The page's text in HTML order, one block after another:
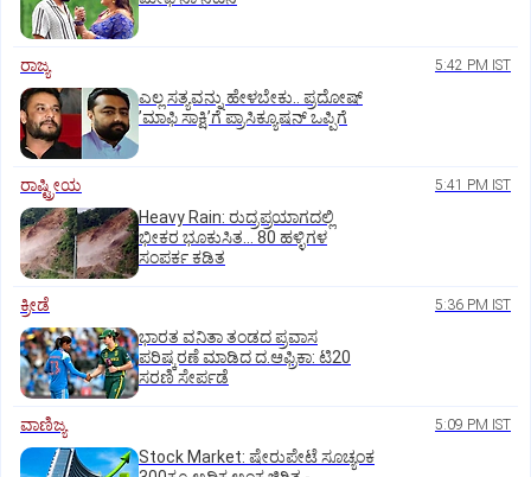
ರಾಜ್ಯ 5:42 PM IST
ಎಲ್ಲ ಸತ್ಯವನ್ನು ಹೇಳಬೇಕು.. ಪ್ರದೋಷ್‌
ʼಮಾಫಿ ಸಾಕ್ಷಿʼಗೆ ಪ್ರಾಸಿಕ್ಯೂಷನ್ ಒಪ್ಪಿಗೆ
ರಾಷ್ಟ್ರೀಯ 5:41 PM IST
Heavy Rain: ರುದ್ರಪ್ರಯಾಗದಲ್ಲಿ
ಭೀಕರ ಭೂಕುಸಿತ... 80 ಹಳ್ಳಿಗಳ
ಸಂಪರ್ಕ ಕಡಿತ
ಕ್ರೀಡೆ 5:36 PM IST
ಭಾರತ ವನಿತಾ ತಂಡದ ಪ್ರವಾಸ
ಪರಿಷ್ಕರಣೆ ಮಾಡಿದ ದ.ಆಫ್ರಿಕಾ: ಟಿ20
ಸರಣಿ ಸೇರ್ಪಡೆ
ವಾಣಿಜ್ಯ 5:09 PM IST
Stock Market: ಷೇರುಪೇಟೆ ಸೂಚ್ಯಂಕ